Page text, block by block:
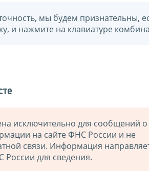
мы будем признательны,
и нажмите на клавиатуре
исключительно для сообщений о
на сайте ФНС России и не
связи. Информация
России для сведения.